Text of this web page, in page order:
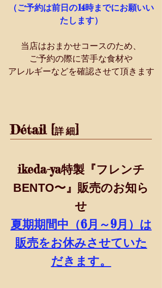
（ご予約は前日の14時までにお願いい
たします）
当店はおまかせコースのため、
ご予約の際に苦手な食材や
​アレルギーなどを確認させて頂きます
Détail [詳 細]
ikeda-ya特製『フレンチ
BENTO〜』 販売のお知ら
せ
夏期期間中（6月～9月）は
販売をお休みさせていた
だきます。